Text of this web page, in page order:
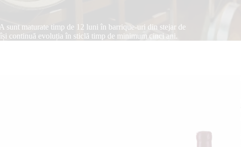
sunt maturate timp de 12 luni în barrique-uri din stejar de
continuă evoluția în sticlă timp de minimum cinci ani.